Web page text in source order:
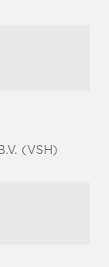
(VSH)